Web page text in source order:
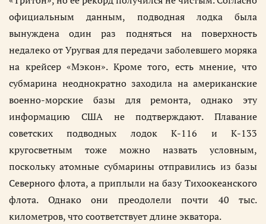
официальным данным, подводная лодка была
вынуждена один раз подняться на поверхность
недалеко от Уругвая для передачи заболевшего моряка
на крейсер «Мэкон». Кроме того, есть мнение, что
субмарина неоднократно заходила на американские
военно-морские базы для ремонта, однако эту
информацию США не подтверждают. Плавание
советских подводных лодок К-116 и К-133
кругосветным тоже можно назвать условным,
поскольку атомные субмарины отправились из базы
Северного флота, а приплыли на базу Тихоокеанского
флота. Однако они преодолели почти 40 тыс.
километров, что соответствует длине экватора.